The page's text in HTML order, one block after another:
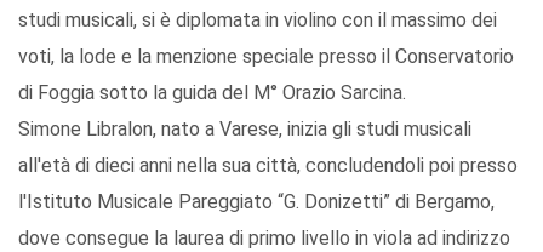
studi musicali, si è diplomata in violino con il massimo dei
voti, la lode e la menzione speciale presso il Conservatorio
di Foggia sotto la guida del M° Orazio Sarcina.
Simone Libralon, nato a Varese, inizia gli studi musicali
all'età di dieci anni nella sua città, concludendoli poi presso
l'Istituto Musicale Pareggiato “G. Donizetti” di Bergamo,
dove consegue la laurea di primo livello in viola ad indirizzo